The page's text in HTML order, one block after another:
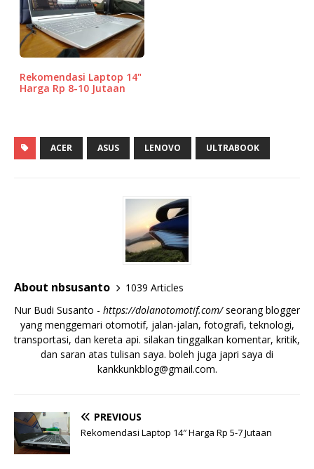
Rekomendasi Laptop 14"
Harga Rp 8-10 Jutaan
ACER ASUS LENOVO ULTRABOOK
About nbsusanto
1039 Articles
Nur Budi Susanto - https://dolanotomotif.com/seorang blogger
yang menggemari otomotif, jalan-jalan, fotografi, teknologi,
transportasi, dan kereta api. silakan tinggalkan komentar, kritik,
dan saran atas tulisan saya. boleh juga japri saya di
kankkunkblog@gmail.com.
PREVIOUS
Rekomendasi Laptop 14″ Harga Rp 5-7 Jutaan